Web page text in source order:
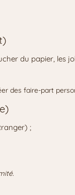
du papier, les
des faire-part
;